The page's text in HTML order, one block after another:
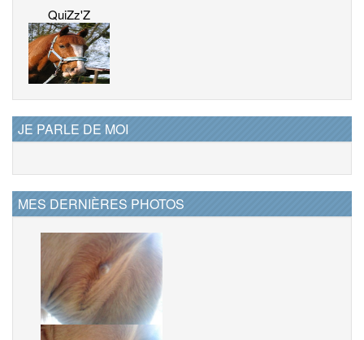
QuiZz'Z
JE PARLE DE MOI
MES DERNIÈRES PHOTOS